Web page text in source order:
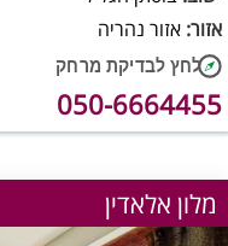
אזור: אזור נהריה
050-6664455
מלון אלאדין